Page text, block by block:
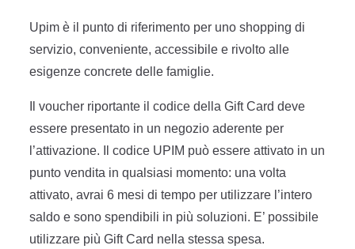
Upim è il punto di riferimento per uno shopping di
servizio, conveniente, accessibile e rivolto alle
esigenze concrete delle famiglie.
Il voucher riportante il codice della Gift Card deve
essere presentato in un negozio aderente per
l’attivazione. Il codice UPIM può essere attivato in un
punto vendita in qualsiasi momento: una volta
attivato, avrai 6 mesi di tempo per utilizzare l’intero
saldo e sono spendibili in più soluzioni. E’ possibile
utilizzare più Gift Card nella stessa spesa.